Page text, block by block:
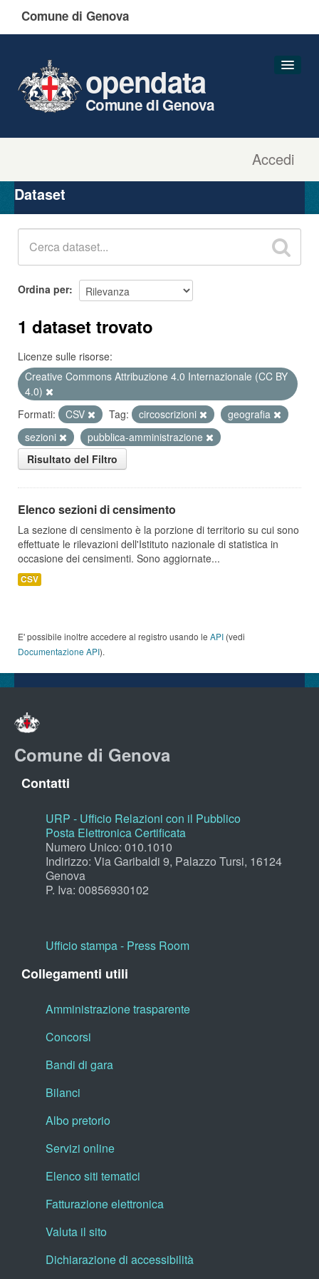
Comune di Genova
Accedi
opendata
Comune di Genova
Organizzazioni
Gruppi
Dataset
Ordina per
1 dataset trovato
Licenze sulle risorse:
Creative Commons Attribuzione 4.0 Internazionale (CC BY
4.0)
Formati:
CSV Tag: circoscrizioni
geografia
sezioni
pubblica-amministrazione
Risultato del Filtro
Elenco sezioni di censimento
La sezione di censimento è la porzione di territorio su cui sono
effettuate le rilevazioni dell'Istituto nazionale di statistica in
occasione dei censimenti. Sono aggiornate...
CSV
E' possibile inoltre accedere al registro usando le API (vedi
Documentazione API).
Comune di Genova
Contatti
URP - Ufficio Relazioni con il Pubblico
Posta Elettronica Certificata
Numero Unico: 010.1010
Indirizzo: Via Garibaldi 9, Palazzo Tursi, 16124
Genova
P. Iva: 00856930102
Ufficio stampa - Press Room
Collegamenti utili
Amministrazione trasparente
Concorsi
Bandi di gara
Bilanci
Albo pretorio
Servizi online
Elenco siti tematici
Fatturazione elettronica
Valuta il sito
Dichiarazione di accessibilità